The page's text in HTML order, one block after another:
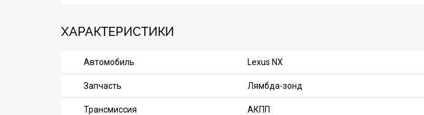
ХАРАКТЕРИСТИКИ
Автомобиль Lexus NX
Запчасть Лямбда-зонд
Трансмиссия АКПП